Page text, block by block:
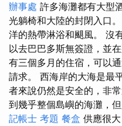
辦事處 許多海灘都有大型
光躺椅和大陸的封閉入口
洋的熱帶淋浴和颶風。 沒
以去巴巴多斯無簽證，並
有三個多月的住宿，可以
請求。 西海岸的大海是最
者來說仍然是安全的，非
到幾乎整個島嶼的海灘，
記帳士 考題 餐盒 供應很